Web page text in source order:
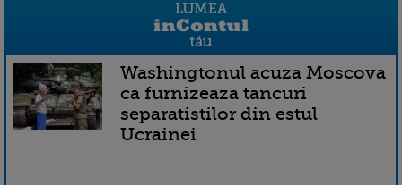
Washingtonul acuza Moscova
ca furnizeaza tancuri
separatistilor din estul
Ucrainei